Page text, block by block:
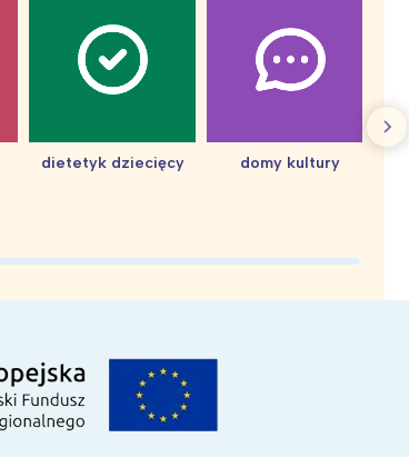
dietetyk dziecięcy
domy kultury